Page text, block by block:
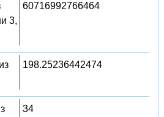
3,
60716992766464
198.25236442474
34